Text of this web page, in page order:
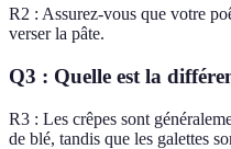
R2 : Assurez-vous que votre
verser la pâte.
Q3 : Quelle est la
R3 : Les crêpes sont
de blé, tandis que les galettes